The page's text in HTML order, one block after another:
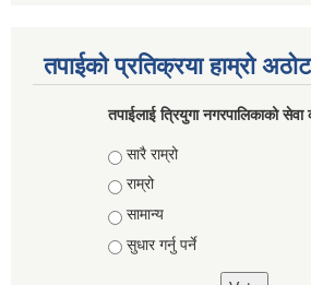
तपाईको प्रतिक्रया हाम्रो अठोट
तपाईलाई त्रियुगा नगरपालिकाको सेवा
Choices
सारै राम्रो
राम्रो
सामान्य
सुधार गर्नु पर्ने